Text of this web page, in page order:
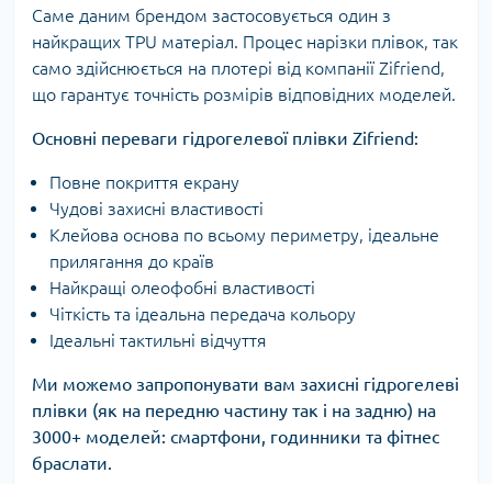
Саме даним брендом застосовується один з
найкращих TPU матеріал. Процес нарізки плівок, так
само здійснюється на плотері від компанії Zifriend,
що гарантує точність розмірів відповідних моделей.
Основні переваги гідрогелевої плівки Zifriend:
Повне покриття екрану
Чудові захисні властивості
Клейова основа по всьому периметру, ідеальне
прилягання до країв
Найкращі олеофобні властивості
Чіткість та ідеальна передача кольору
Ідеальні тактильні відчуття
Ми можемо запропонувати вам захисні гідрогелеві
плівки (як на передню частину так і на задню) на
3000+ моделей: смартфони, годинники та фітнес
браслати.